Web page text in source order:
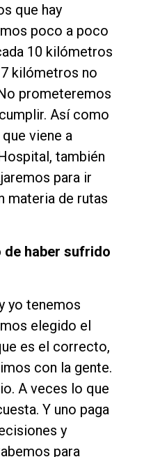
que hay
poco a poco
10 kilómetros
kilómetros no
prometeremos
Así como
viene a
también
para ir
materia de rutas
de haber sufrido
yo tenemos
elegido el
es el correcto,
con la gente.
A veces lo que
Y uno paga
y
para